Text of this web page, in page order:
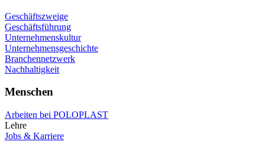
Geschäftszweige
Geschäftsführung
Unternehmenskultur
Unternehmensgeschichte
Branchennetzwerk
Nachhaltigkeit
Menschen
Arbeiten bei POLOPLAST
Lehre
Jobs & Karriere